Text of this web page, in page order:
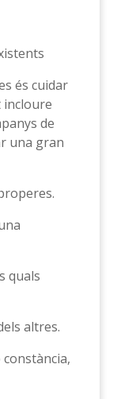
és cuidar
incloure
de
una gran
quals
altres.